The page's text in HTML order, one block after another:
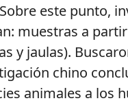
este punto,
muestras a
y jaulas).
chino
animales a los